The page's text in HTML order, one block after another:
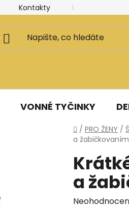
Kontakty Kancelář a ateliér
VONNÉ TYČINKY
Domů
/ PRO ŽENY /
a
a
Průměrné